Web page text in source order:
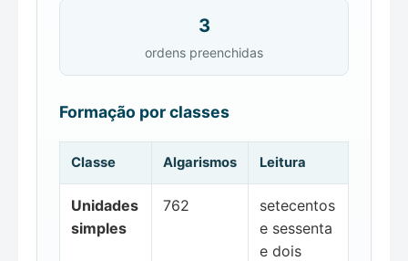
3
ordens preenchidas
Formação por classes
Classe Algarismos Leitura
Unidades
simples
762
setecentos
e sessenta
e dois